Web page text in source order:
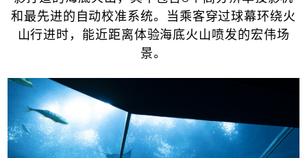
和最先进的自动校准系统。当乘客穿过球幕环绕火
山行进时，能近距离体验海底火山喷发的宏伟场
景。